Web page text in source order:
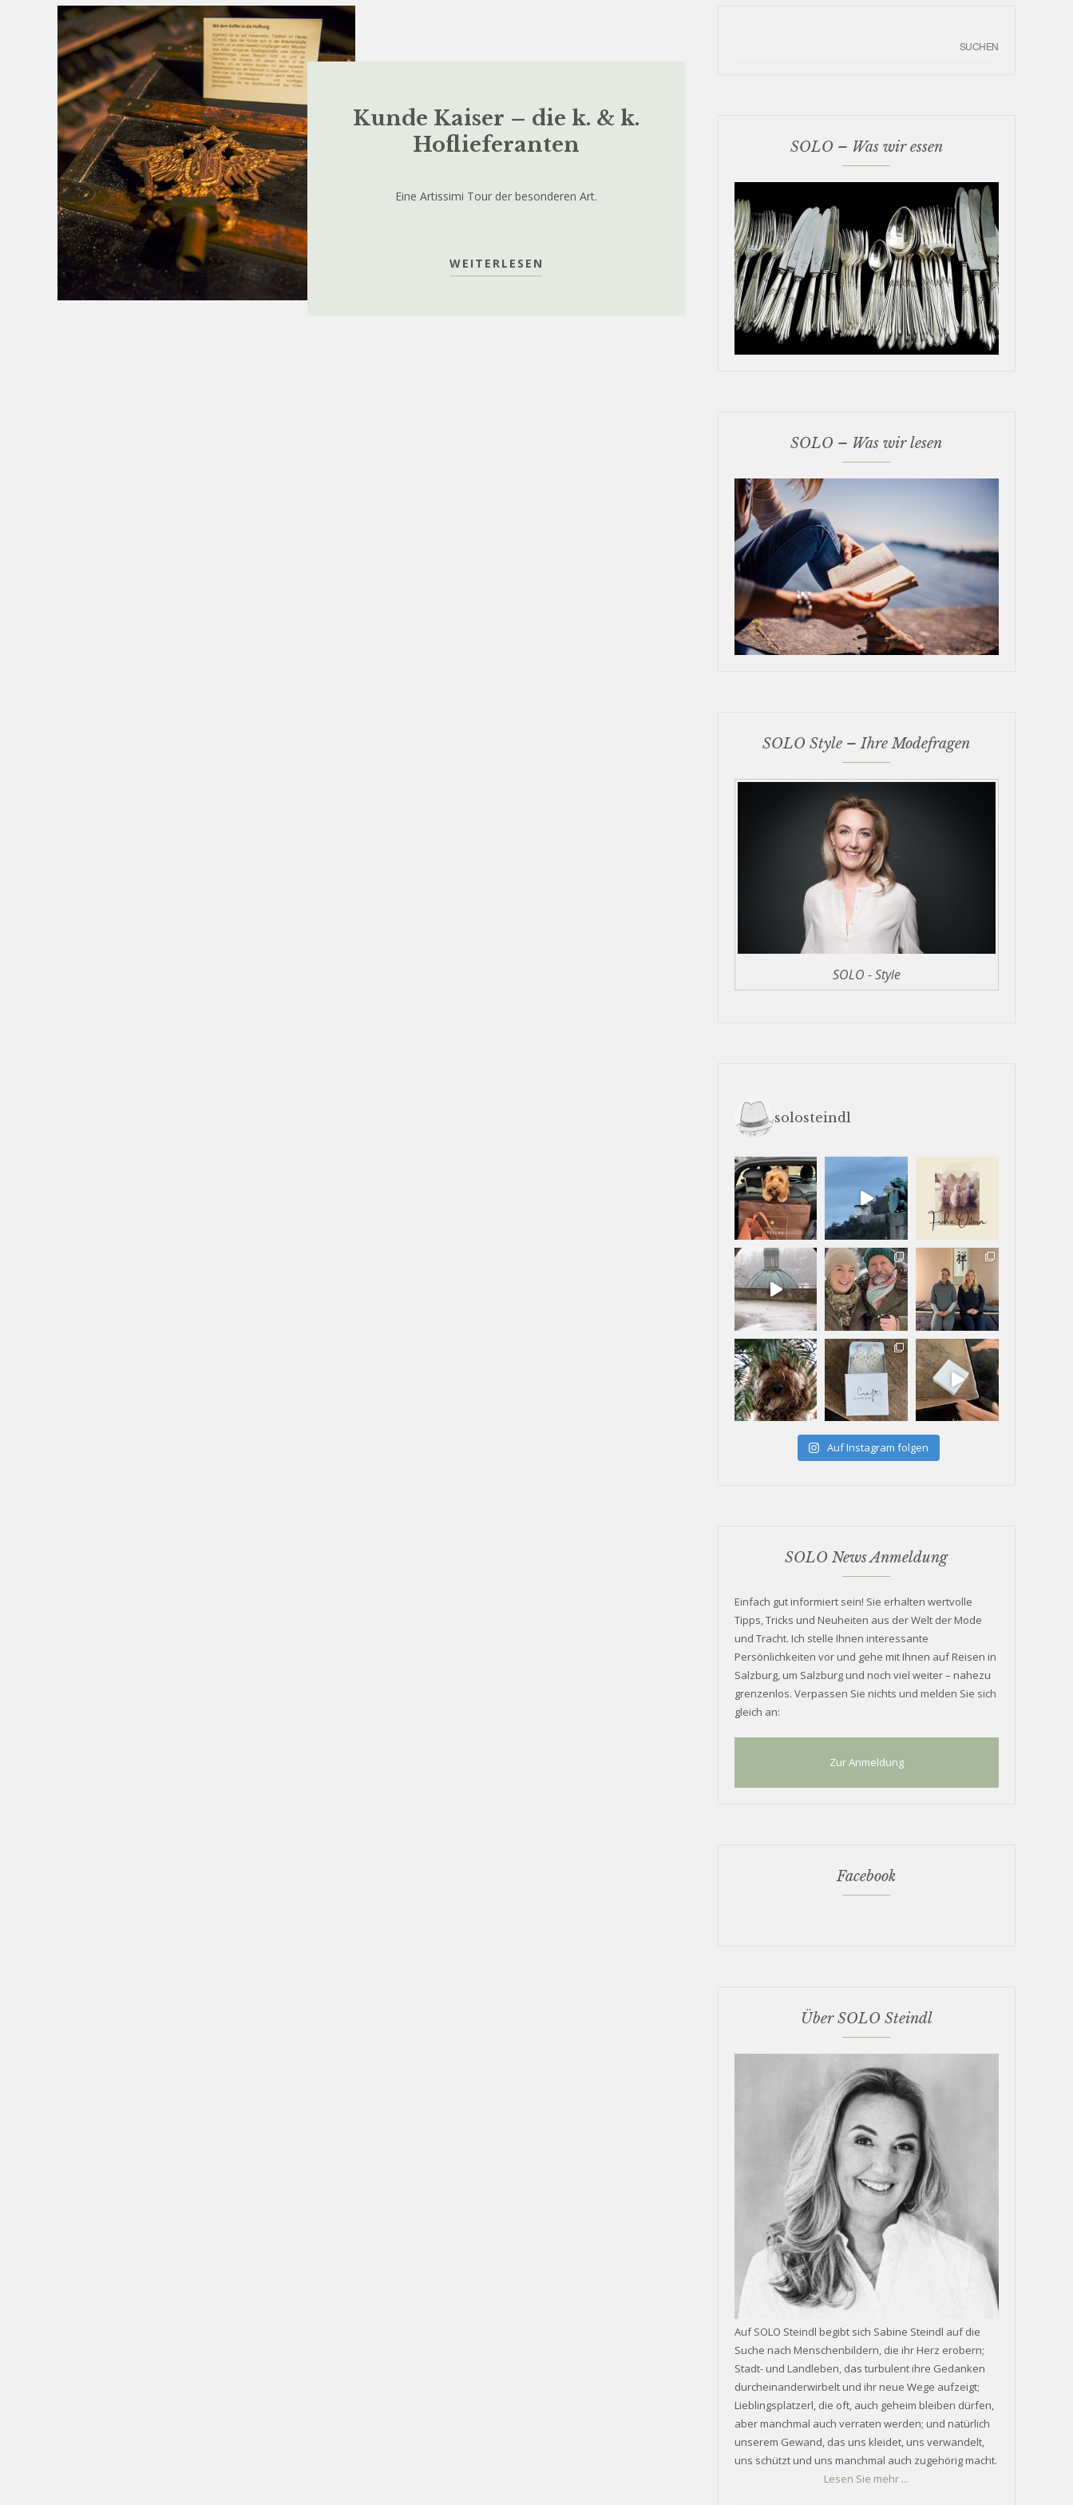
Kunde Kaiser – die k. & k.
Hoflieferanten
Eine Artissimi Tour der besonderen Art.
WEITERLESEN
SOLO – Was wir essen
SOLO – Was wir lesen
SOLO Style – Ihre Modefragen
SOLO - Style
solosteindl
Auf Instagram folgen
SOLO News Anmeldung
Einfach gut informiert sein! Sie erhalten wertvolle
Tipps, Tricks und Neuheiten aus der Welt der Mode
und Tracht. Ich stelle Ihnen interessante
Persönlichkeiten vor und gehe mit Ihnen auf Reisen in
Salzburg, um Salzburg und noch viel weiter – nahezu
grenzenlos. Verpassen Sie nichts und melden Sie sich
gleich an:
Zur Anmeldung
Facebook
Über SOLO Steindl
Auf SOLO Steindl begibt sich Sabine Steindl auf die
Suche nach Menschenbildern, die ihr Herz erobern;
Stadt- und Landleben, das turbulent ihre Gedanken
durcheinanderwirbelt und ihr neue Wege aufzeigt;
Lieblingsplatzerl, die oft, auch geheim bleiben dürfen,
aber manchmal auch verraten werden; und natürlich
unserem Gewand, das uns kleidet, uns verwandelt,
uns schützt und uns manchmal auch zugehörig macht.
Lesen Sie mehr ...